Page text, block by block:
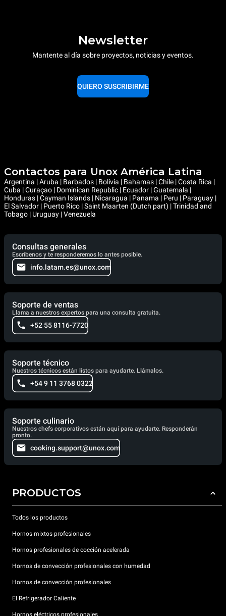
Newsletter
Mantente al día sobre proyectos, noticias y eventos.
QUIERO SUSCRIBIRME
Contactos para Unox América Latina
Argentina | Aruba | Barbados | Bolivia | Bahamas | Chile | Costa Rica |
Cuba | Curaçao | Dominican Republic | Ecuador | Guatemala |
Honduras | Cayman Islands | Nicaragua | Panama | Peru | Paraguay |
El Salvador | Puerto Rico | Saint Maarten (Dutch part) | Trinidad and
Tobago | Uruguay | Venezuela
Consultas generales
Escríbenos y te responderemos lo antes posible.
info.latam.es@unox.com
Soporte de ventas
Llama a nuestros expertos para una consulta gratuita.
+52 55 8116-7720
Soporte técnico
Nuestros técnicos están listos para ayudarte. Llámalos.
+54 9 11 3768 0322
Soporte culinario
Nuestros chefs corporativos están aquí para ayudarte. Responderán
pronto.
cooking.support@unox.com
PRODUCTOS
Todos los productos
Hornos mixtos profesionales
Hornos profesionales de cocción acelerada
Hornos de convección profesionales con humedad
Hornos de convección profesionales
El Refrigerador Caliente
Hornos eléctricos profesionales